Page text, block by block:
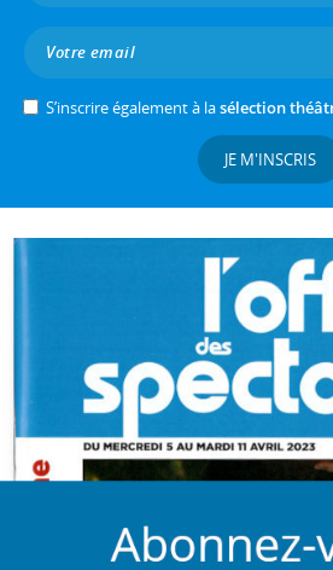
S’inscrire également à lasélection
JE M'INSCRIS